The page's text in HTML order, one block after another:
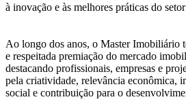
à inovação e às melhores práticas do
Ao longo dos anos, o Master Imobiliário
e respeitada premiação do mercado
destacando profissionais, empresas e
pela criatividade, relevância econômica,
social e contribuição para o